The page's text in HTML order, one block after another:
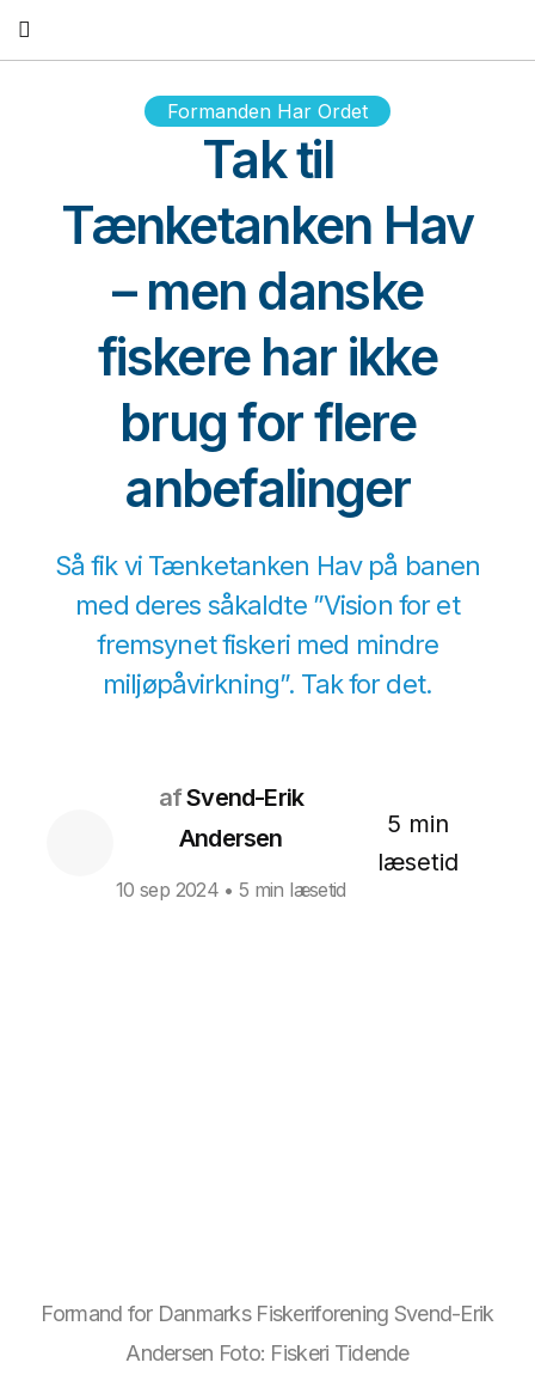
Formanden Har Ordet
Tak til
Tænketanken Hav
– men danske
fiskere har ikke
brug for flere
anbefalinger
Så fik vi Tænketanken Hav på banen
med deres såkaldte ”Vision for et
fremsynet fiskeri med mindre
miljøpåvirkning”. Tak for det.
afSvend-Erik
Andersen
10 sep 2024 • 5 min læsetid
5 min
læsetid
Formand for Danmarks Fiskeriforening Svend-Erik
Andersen Foto: Fiskeri Tidende